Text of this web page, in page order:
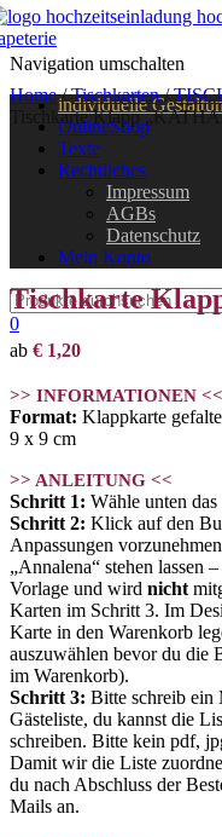
Navigation umschalten
individuelle
OnlineShop
Texte
Rechtliches
Impressum
AGBs
Datenschutz
Mein Konto
0
Home/Tischkarten/
Tischkarte Klapp
Tischkarte
ab € 1,20
>> INFORMATIONEN <<
Format: Klappkarte
9 x 9 cm
>> ANLEITUNG <<
Schritt 1: Wähle unten
Schritt 2: Klick auf den
Anpassungen
„Annalena“ stehen lassen
Vorlage und wird nicht
Karten im Schritt 3. Im
Karte in den Warenkorb
auszuwählen bevor du die
im Warenkorb).
Schritt 3: Bitte schreib ein
Gästeliste, du kannst die
schreiben. Bitte kein pdf,
Damit wir die Liste
du nach Abschluss der
Mails an.